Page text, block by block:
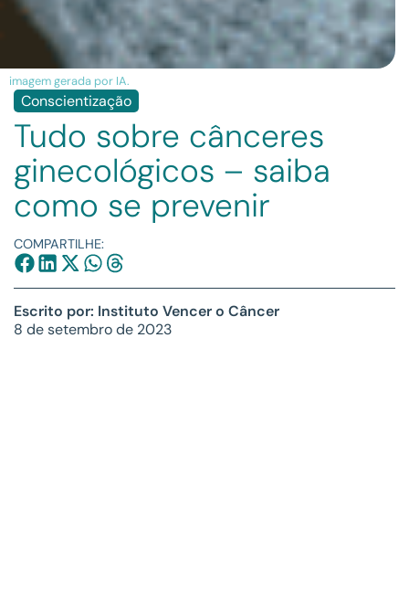
imagem gerada por IA.
Conscientização
Tudo sobre cânceres
ginecológicos – saiba
como se prevenir
COMPARTILHE:
Escrito por: Instituto Vencer o Câncer
8 de setembro de 2023